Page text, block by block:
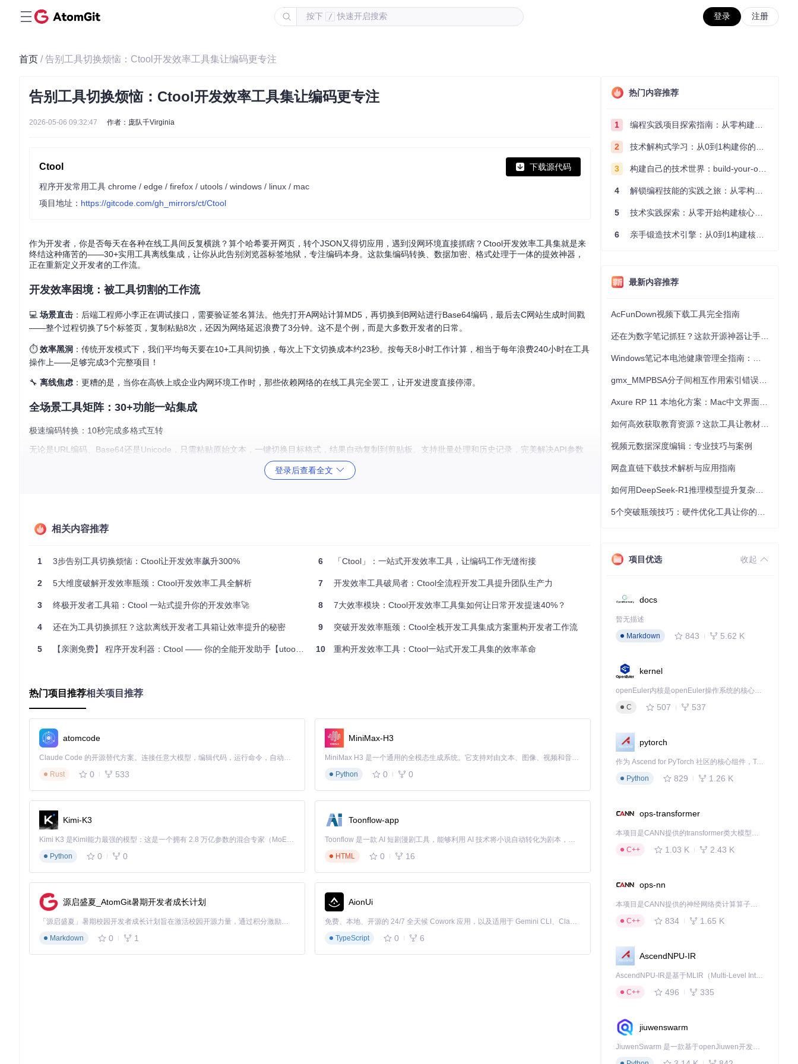
按下 / 快速开启搜索 登录 注册
首页 / 告别工具切换烦恼：Ctool开发效率工具集让编码更专注
告别工具切换烦恼：Ctool开发效率工具集让编码更专注
2026-05-06 09:32:47 作者：庞队千Virginia
Ctool 下载源代码
程序开发常用工具 chrome / edge / firefox / utools / windows / linux / mac
项目地址： https://gitcode.com/gh_mirrors/ct/Ctool
作为开发者，你是否每天在各种在线工具间反复横跳？算个哈希要开网页，转个JSON又得切应用，遇到没网环境直接抓瞎？Ctool开发效率工具集就是来
终结这种痛苦的——30+实用工具离线集成，让你从此告别浏览器标签地狱，专注编码本身。这款集编码转换、数据加密、格式处理于一体的提效神器，
正在重新定义开发者的工作流。
开发效率困境：被工具切割的工作流
💻 场景直击 ：后端工程师小李正在调试接口，需要验证签名算法。他先打开A网站计算MD5，再切换到B网站进行Base64编码，最后去C网站生成时间戳
——整个过程切换了5个标签页，复制粘贴8次，还因为网络延迟浪费了3分钟。这不是个例，而是大多数开发者的日常。
⏱️效率黑洞 ：传统开发模式下，我们平均每天要在10+工具间切换，每次上下文切换成本约23秒。按每天8小时工作计算，相当于每年浪费240小时在工具
操作上——足够完成3个完整项目！
🔧 离线焦虑 ：更糟的是，当你在高铁上或企业内网环境工作时，那些依赖网络的在线工具完全罢工，让开发进度直接停滞。
全场景工具矩阵：30+功能一站集成
极速编码转换：10秒完成多格式互转
无论是URL编码、Base64还是Unicode，只需粘贴原始文本，一键切换目标格式，结果自动复制到剪贴板。支持批量处理和历史记录，完美解决API参数
如此简单。
从JSON格式化、正则表达式测试到Crontab表达式生成，每个工具都针对开发者实际需求优化。特别内置时间戳转换、IP查询和二维码生成功能，解决日
常开发中的各种小麻烦。
传统工作流VS Ctool工作流对比表
开发场景
传统方式 Ctool方式
效率提升
哈希计算
打开在线工具 → 输入内容 → 复制结果 快捷键唤醒 → 粘贴内容 → 结果自动复制
多工具切换
一站式界面切换 → 数据自动流转
离线工作
完全离线运行 → 功能不受影响
浏览器插件版（推荐）
点击"添加至浏览器"完成安装
使用快捷键
桌面客户端版
访问项目仓库下载对应系统安装包
按照引导完成安装
启动后在任务栏点击图标或使用全局快捷键呼出
登录后查看全文
相关内容推荐
1 3步告别工具切换烦恼：Ctool让开发效率飙升300%
2 5大维度破解开发效率瓶颈：Ctool开发效率工具全解析
3 终极开发者工具箱：Ctool 一站式提升你的开发效率🚀
4 还在为工具切换抓狂？这款离线开发者工具箱让效率提升的秘密
5 【亲测免费】 程序开发利器：Ctool —— 你的全能开发助手【utools】
6 「Ctool」：一站式开发效率工具，让编码工作无缝衔接
7 开发效率工具破局者：Ctool全流程开发工具提升团队生产力
8 7大效率模块：Ctool开发效率工具集如何让日常开发提速40%？
9 突破开发效率瓶颈：Ctool全栈开发工具集成方案重构开发者工作流
10 重构开发效率工具：Ctool一站式开发工具集的效率革命
热门项目推荐相关项目推荐
atomcode
Claude Code 的开源替代方案。连接任意大模型，编辑代码，运行命令，自动验证 — 全自动执行。用 Rust 构建，极致性能。 ｜ An open-source alternative to Claude Code. Connect any LLM, edit code, run commands, and verify changes — autonomously. Built in Rust for speed. Get Started
Rust
0 533
MiniMax-H3
MiniMax H3 是一个通用的全模态生成系统。它支持对由文本、图像、视频和音频组成的多模态上下文进行统一理解，并能生成分辨率高达 2K、时长可达 15 秒的带原生立体声音频的视频。得益于面向任务泛化的系统设计，H3 在预训练阶段就已具备广泛的多模态上下文理解与生成能力，能够出色地执行复杂的多模态指令。
Python
0 0
Kimi-K3
Kimi K3 是Kimi能力最强的模型：这是一个拥有 2.8 万亿参数的混合专家（MoE）模型，具备原生视觉理解能力，并支持 100 万 token 的上下文窗口。
Python
0 0
Toonflow-app
Toonflow 是一款 AI 短剧漫剧工具，能够利用 AI 技术将小说自动转化为剧本，并结合 AI 生成的图片和视频，实现高效的短剧创作。借助 Toonflow，可以轻松完成从文字到影像的全流程，让短剧制作变得更加智能与便捷。
HTML
0 16
源启盛夏_AtomGit暑期开发者成长计划
「源启盛夏」暑期校园开发者成长计划旨在激活校园开源力量，通过积分激励、认证扶持、资源倾斜等形式，引导高校组织和开发者完成「入驻 — 建项目 — 做贡献 — 获认证 — 得资源」的完整闭环。无论你是想带领社团入驻平台的组织者，还是希望用代码贡献证明自己的开发者，都能在这里找到属于你的成长路径。
Markdown
0 1
AionUi
免费、本地、开源的 24/7 全天候 Cowork 应用，以及适用于 Gemini CLI、Claude Code、Codex、OpenCode、Qwen Code、Goose CLI、Auggie 等的 OpenClaw | 🌟 喜欢就点star吧
TypeScript
0 6
热门内容推荐
1 编程实践项目探索指南：从零构建技术能力体系
2 技术解构式学习：从0到1构建你的编程知识体系
3 构建自己的技术世界：build-your-own-x项目的实践探索指南
4 解锁编程技能的实践之旅：从零构建你的技术世界
5 技术实践探索：从零开始构建核心系统的实践指南
6 亲手锻造技术引擎：从0到1构建核心系统的实践指南
最新内容推荐
AcFunDown视频下载工具完全指南
视频元数据深度编辑：专业技巧与案例
网盘直链下载技术解析与应用指南
项目优选 收起
docs
暂无描述
Markdown
843 5.62 K
kernel
openEuler内核是openEuler操作系统的核心，既是系统性能与稳定性的基石，也是连接处理器、设备与服务的桥梁。
C
507 537
pytorch
作为 Ascend for PyTorch 社区的核心组件，TorchNPU 是昇腾专为 PyTorch 打造的深度学习适配插件，使 PyTorch 框架能够直接调用昇腾 NPU，为开发者提供昇腾 AI 处理器的超强算力。
Python
829 1.26 K
ops-transformer
本项目是CANN提供的transformer类大模型算子库，实现网络在NPU上加速计算。
C++
1.03 K 2.43 K
ops-nn
本项目是CANN提供的神经网络类计算算子库，实现网络在NPU上加速计算。
C++
834 1.65 K
AscendNPU-IR
AscendNPU-IR是基于MLIR（Multi-Level Intermediate Representation）构建的，面向昇腾亲和算子编译时使用的中间表示，提供昇腾完备表达能力，通过编译优化提升昇腾AI处理器计算效率，支持通过生态框架使能昇腾AI处理器与深度调优
C++
496 335
jiuwenswarm
JiuwenSwarm 是一款基于openJiuwen开发的智能AI Agent，它能够将大语言模型的强大能力，通过你日常使用的各类通讯应用，直接延伸至你的指尖。